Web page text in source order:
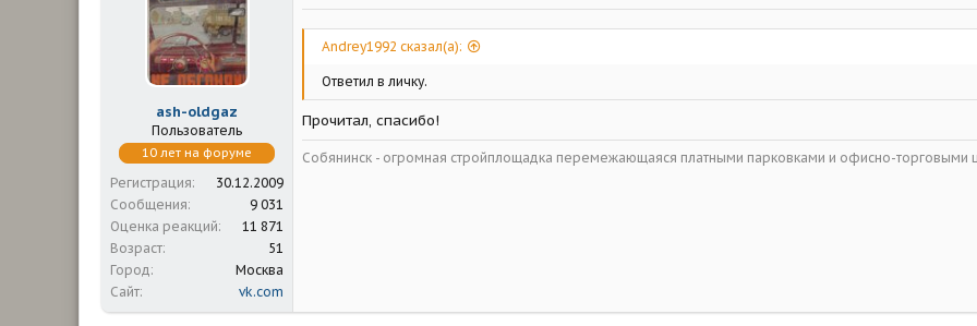
ash-oldgaz
Пользователь
10 лет на форуме
Регистрация
30.12.2009
Сообщения
9 031
Оценка реакций
11 871
Возраст
51
Город
Москва
Сайт
vk.com
Andrey1992 сказал(а):
Ответил в личку.
Прочитал, спасибо!
Собянинск - огромная стройплощадка перемежающаяся платными парковками и офисно-торговыми